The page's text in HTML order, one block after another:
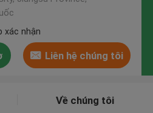
xác nhận
Liên hệ chúng tôi
Về chúng tôi